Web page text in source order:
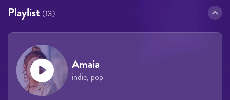
Playlist (13)
Amaia
indie, pop